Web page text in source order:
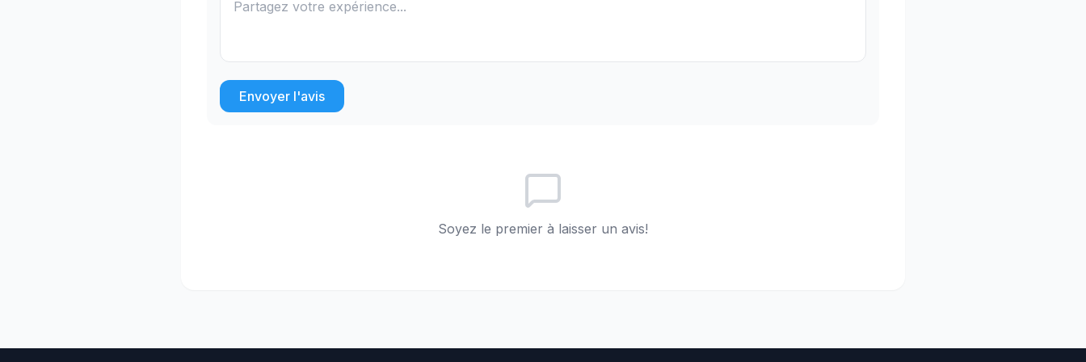
Envoyer l'avis
Soyez le premier à laisser un avis!